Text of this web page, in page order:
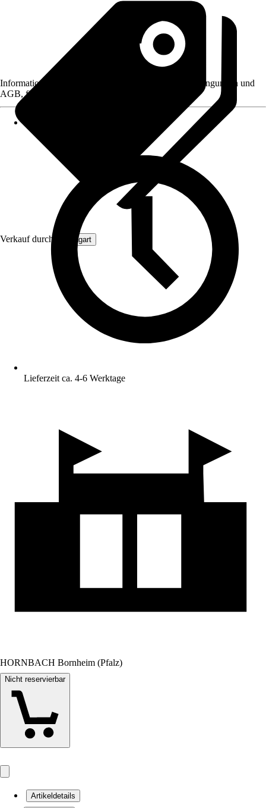
Verkauf durch: Aquagart
Informationen des Verkäufers, wie z. B. Rückgabebedingungen und
AGB, finden Sie bei Klick auf den Verkäufernamen.
Lieferzeit ca. 4-6 Werktage
HORNBACH Bornheim (Pfalz)
Nicht reservierbar
Artikeldetails